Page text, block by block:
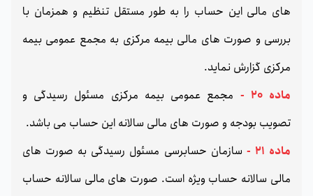
های مالی این حساب را به طور مستقل تنظیم و همزمان با
بررسی و صورت های مالی بیمه مرکزی به مجمع عمومی بیمه
مرکزی گزارش نماید.
ماده 20 -
مجمع عمومی بیمه مرکزی مسئول رسیدگی و
تصویب بودجه و صورت های مالی سالانه این حساب می باشد.
ماده 21 -
سازمان حسابرسی مسئول رسیدگی به صورت های
مالی سالانه حساب ویژه است. صورت های مالی سالانه حساب